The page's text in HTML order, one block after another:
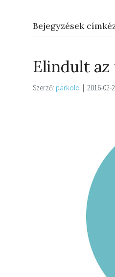
Bejegyzések
Elindult az
Szerző: parkolo | 2016-02-